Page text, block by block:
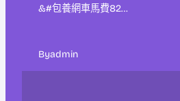
&#包養網車馬費82…
Byadmin